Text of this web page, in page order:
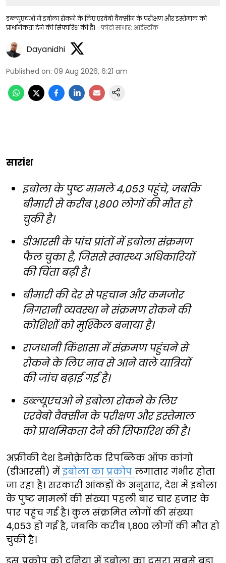
डब्ल्यूएचओ ने इबोला रोकने के लिए एरवेबो वैक्सीन के परीक्षण और इस्तेमाल को
प्राथमिकता देने की सिफारिश की है।
फोटो साभार: आईस्टॉक
Dayanidhi
Published on: 09 Aug 2026, 6:21 am
सारांश
इबोला के पुष्ट मामले 4,053 पहुंचे, जबकि
बीमारी से करीब 1,800 लोगों की मौत हो
चुकी है।
डीआरसी के पांच प्रांतों में इबोला संक्रमण
फैल चुका है, जिससे स्वास्थ्य अधिकारियों
की चिंता बढ़ी है।
बीमारी की देर से पहचान और कमजोर
निगरानी व्यवस्था ने संक्रमण रोकने की
कोशिशों को मुश्किल बनाया है।
राजधानी किंशासा में संक्रमण पहुंचने से
रोकने के लिए नाव से आने वाले यात्रियों
की जांच बढ़ाई गई है।
डब्ल्यूएचओ ने इबोला रोकने के लिए
एरवेबो वैक्सीन के परीक्षण और इस्तेमाल
को प्राथमिकता देने की सिफारिश की है।
अफ्रीकी देश डेमोक्रेटिक रिपब्लिक ऑफ कांगो
(डीआरसी) मेंइबोला का प्रकोप लगातार गंभीर होता
जा रहा है। सरकारी आंकड़ों के अनुसार, देश में इबोला
के पुष्ट मामलों की संख्या पहली बार चार हजार के
पार पहुंच गई है। कुल संक्रमित लोगों की संख्या
4,053 हो गई है, जबकि करीब 1,800 लोगों की मौत हो
चुकी है।